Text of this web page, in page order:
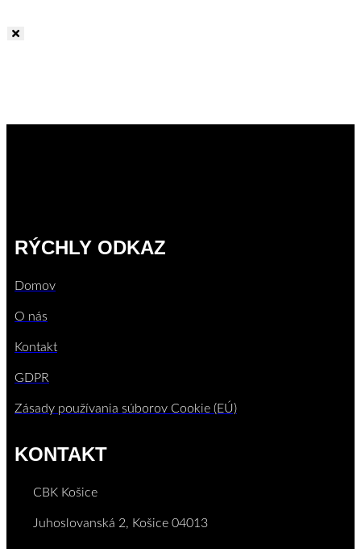
RÝCHLY ODKAZ
Domov
O nás
Kontakt
GDPR
Zásady používania súborov Cookie (EÚ)
KONTAKT
CBK Košice
Juhoslovanská 2, Košice 04013